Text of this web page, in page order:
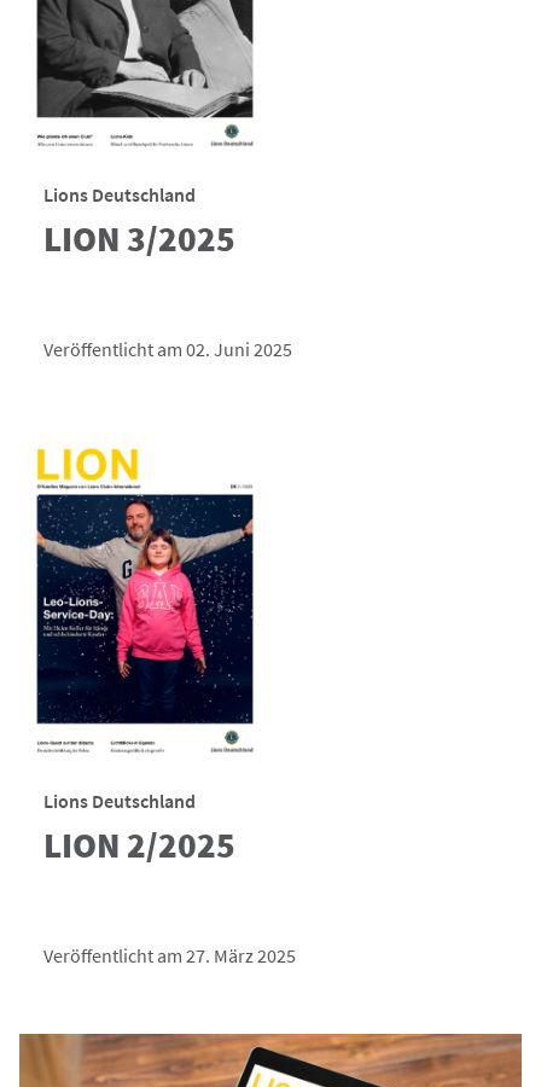
Lions Deutschland
LION 3/2025
Veröffentlicht am 02. Juni 2025
Lions Deutschland
LION 2/2025
Veröffentlicht am 27. März 2025